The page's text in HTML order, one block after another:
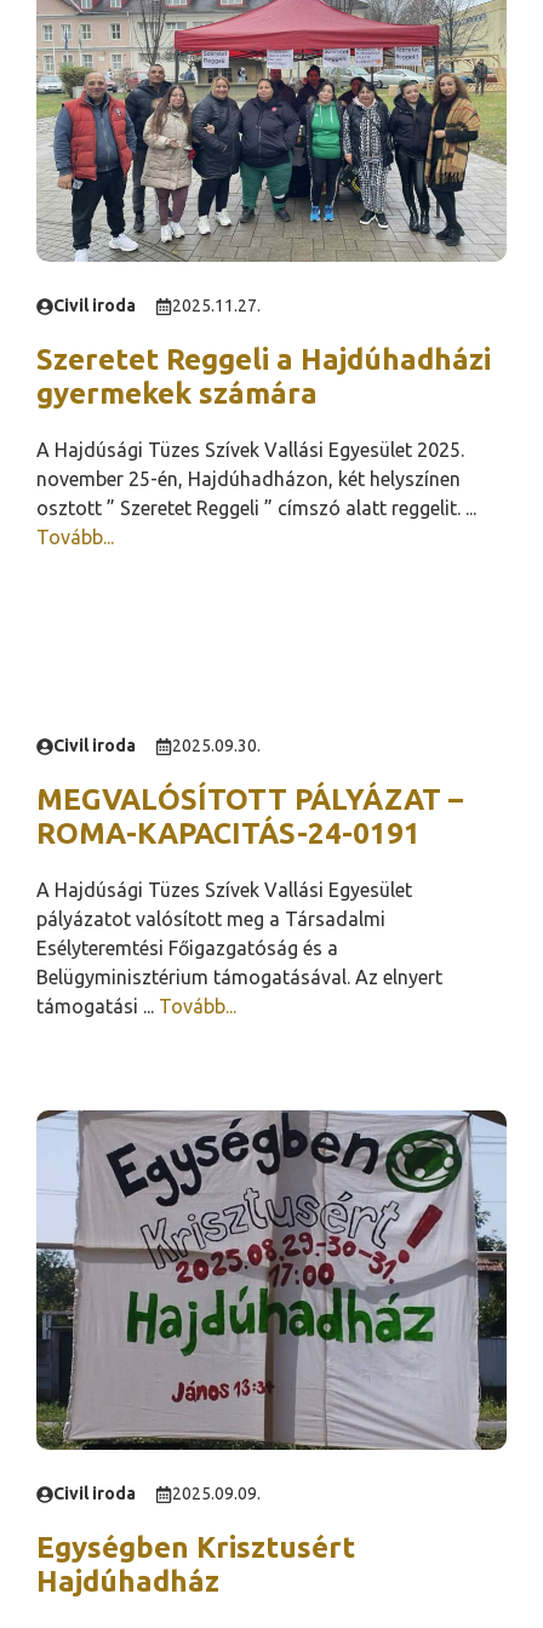
Civil iroda 2025.11.27.
Szeretet Reggeli a Hajdúhadházi
gyermekek számára
A Hajdúsági Tüzes Szívek Vallási Egyesület 2025.
november 25-én, Hajdúhadházon, két helyszínen
osztott ” Szeretet Reggeli ” címszó alatt reggelit. ...
Tovább...
Civil iroda 2025.09.30.
MEGVALÓSÍTOTT PÁLYÁZAT –
ROMA-KAPACITÁS-24-0191
A Hajdúsági Tüzes Szívek Vallási Egyesület
pályázatot valósított meg a Társadalmi
Esélyteremtési Főigazgatóság és a
Belügyminisztérium támogatásával. Az elnyert
támogatási ... Tovább...
Civil iroda 2025.09.09.
Egységben Krisztusért
Hajdúhadház